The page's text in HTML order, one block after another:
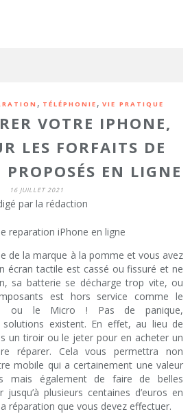
, TÉLÉPHONIE , VIE PRATIQUE
VOTRE IPHONE,
LES FORFAITS DE
EN LIGNE
16 JUILLET 2021
par la rédaction
de la marque à la pomme et vous avez
écran tactile est cassé ou fissuré et ne
sa batterie se décharge trop vite, ou
est hors service comme le
ou le Micro ! Pas de panique,
solutions existent. En effet, au lieu de
un tiroir ou le jeter pour en acheter un
réparer. Cela vous permettra non
mobile qui a certainement une valeur
mais également de faire de belles
plusieurs centaines d’euros en
réparation que vous devez effectuer.